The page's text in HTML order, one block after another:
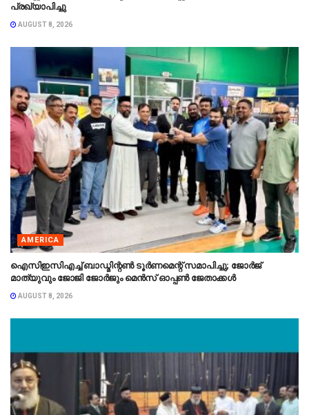
പ്രഖ്യാപിച്ചു
AUGUST 8, 2026
AMERICA
ഐസിഇസിഎച്ച് ബാഡ്മിന്റൺ ടൂർണമെന്റ് സമാപിച്ചു; ജോർജ്
മാത്യുവും ജോജി ജോർജും മെൻസ് ഓപ്പൺ ജേതാക്കൾ
AUGUST 8, 2026